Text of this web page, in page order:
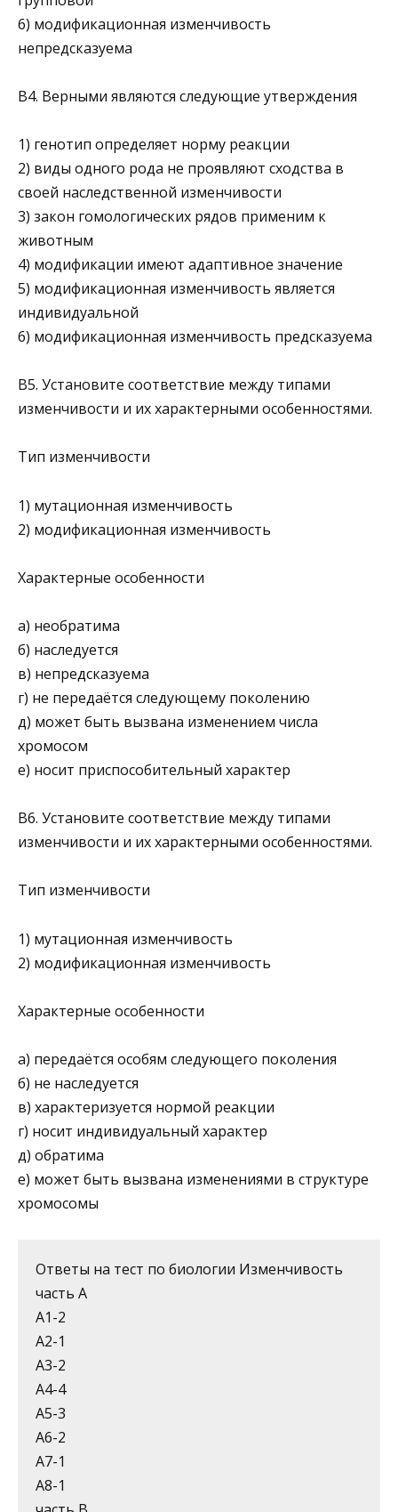
6) модификационная изменчивость
непредсказуема
В4. Верными являются следующие утверждения
1) генотип определяет норму реакции
2) виды одного рода не проявляют сходства в
своей наследственной изменчивости
3) закон гомологических рядов применим к
животным
4) модификации имеют адаптивное значение
5) модификационная изменчивость является
индивиду­альной
6) модификационная изменчивость предсказуема
В5. Установите соответствие между типами
изменчиво­сти и их характерными особенностями.
Тип изменчивости
1) мутационная изменчивость
2) модификационная изменчивость
Характерные особенности
а) необратима
б) наследуется
в) непредсказуема
г) не передаётся следующему поколению
д) может быть вызвана изменением числа
хромосом
е) носит приспособительный характер
В6. Установите соответствие между типами
изменчиво­сти и их характерными особенностями.
Тип изменчивости
1) мутационная изменчивость
2) модификационная изменчивость
Характерные особенности
а) передаётся особям следующего поколения
б) не наследуется
в) характеризуется нормой реакции
г) носит индивидуальный ха­рактер
д) обратима
е) может быть вызвана изменениями в структуре
хро­мосомы
Ответы на тест по биологии Изменчивость
часть А
А1-2
А2-1
А3-2
А4-4
А5-3
А6-2
А7-1
А8-1